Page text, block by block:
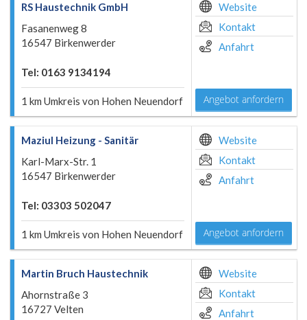
RS Haustechnik GmbH
Fasanenweg 8
16547 Birkenwerder
Tel: 0163 9134194
1 km Umkreis von Hohen Neuendorf
Website
Kontakt
Anfahrt
Angebot anfordern
Maziul Heizung - Sanitär
Karl-Marx-Str. 1
16547 Birkenwerder
Tel: 03303 502047
1 km Umkreis von Hohen Neuendorf
Website
Kontakt
Anfahrt
Angebot anfordern
Martin Bruch Haustechnik
Ahornstraße 3
16727 Velten
Website
Kontakt
Anfahrt